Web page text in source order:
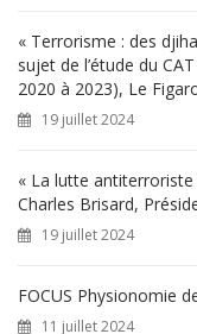
« Terrorisme : des
sujet de l’étude du
2020 à 2023), Le
19 juillet 2024
« La lutte
Charles Brisard,
19 juillet 2024
FOCUS Physionomie
11 juillet 2024